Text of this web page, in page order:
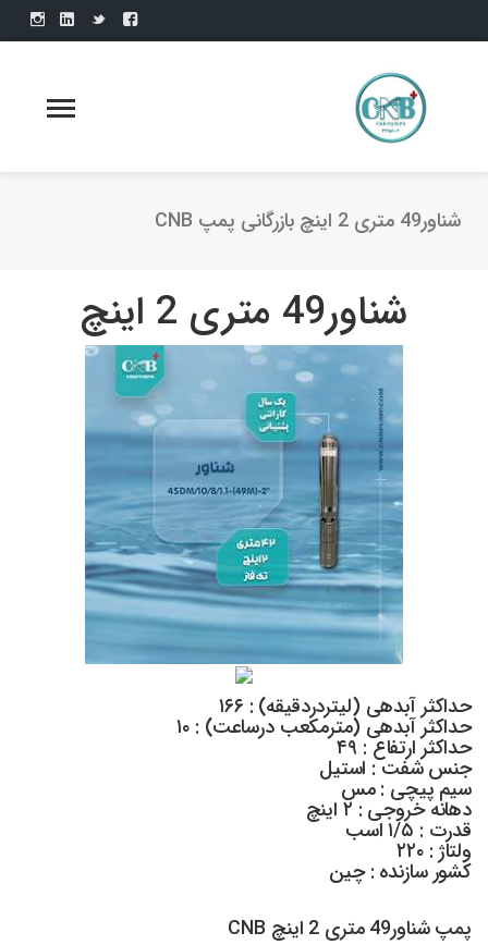
شناور49 متری 2 اینچ بازرگانی پمپ CNB
شناور49 متری 2 اینچ
حداکثر آبدهی (لیتردردقیقه) : ۱۶۶
حداکثر آبدهی (مترمکعب درساعت) : ۱۰
حداکثر ارتفاع : ۴۹
جنس شفت : استیل
سیم پیچی : مس
دهانه خروجی : ۲ اینچ
قدرت : ۱/۵ اسب
ولتاژ : ۲۲۰
کشور سازنده : چین
پمپ شناور49 متری 2 اینچ CNB